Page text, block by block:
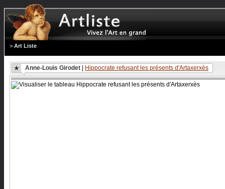
> Art Liste
Anne-Louis Girodet Hippocrate refusant les présents d'Artaxerxès